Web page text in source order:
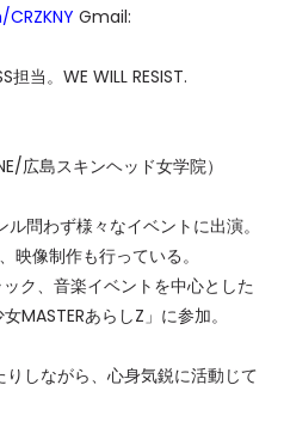
Gmail:
担当。WE WILL RESIST.
広島スキンヘッド女学院）
問わず様々なイベントに出演。
像制作も行っている。
ク、音楽イベントを中心とした
MASTERあらしZ」に参加。
しながら、心身気鋭に活動じて